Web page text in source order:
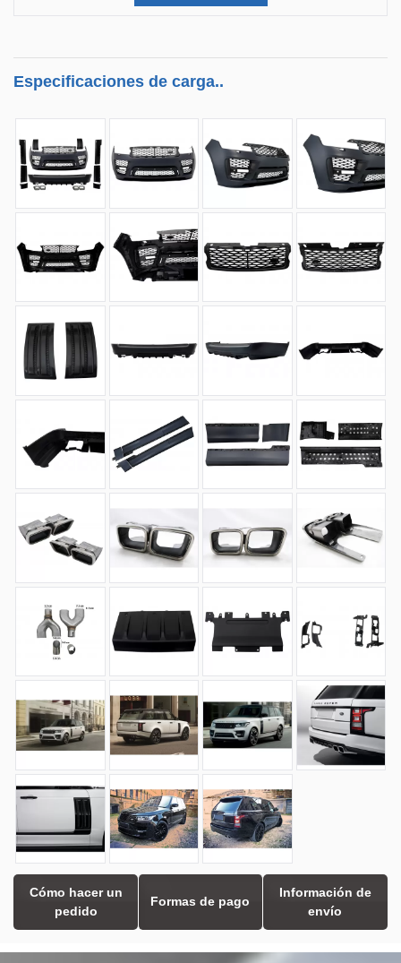
Especificaciones de carga..
Cómo hacer un
pedido
Formas de pago
Información de
envío